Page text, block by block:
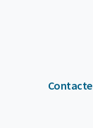
Contacte